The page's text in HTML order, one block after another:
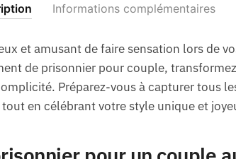
Informations complémentaires
et amusant de faire sensation lors de
de prisonnier pour couple,
Préparez-vous à capturer tous
en célébrant votre style unique et